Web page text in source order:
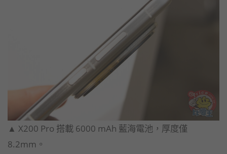
▲ X200 Pro 搭載 6000 mAh 藍海電池，厚度僅
8.2mm。